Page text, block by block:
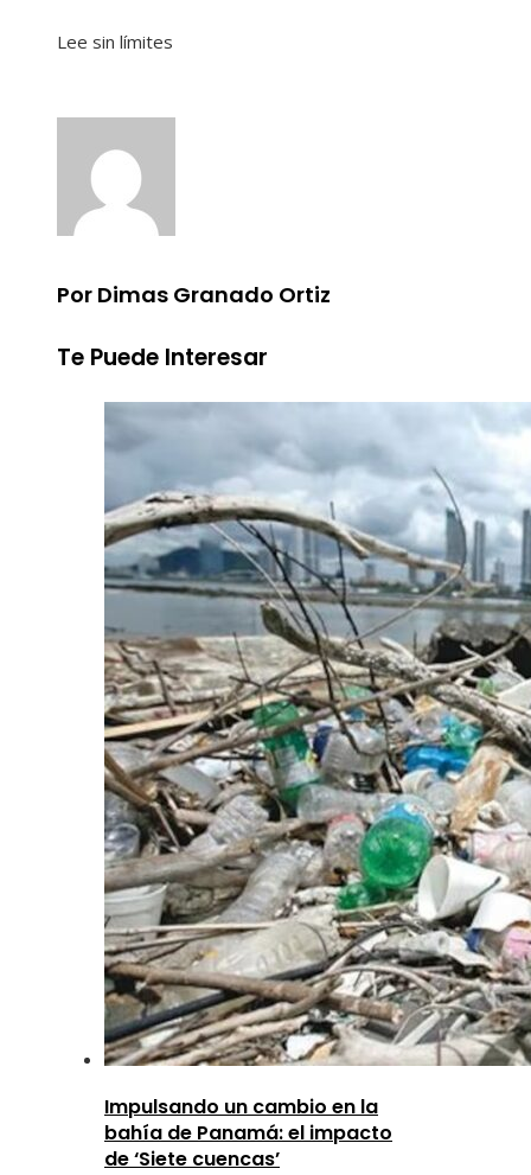
Lee sin límites
Por Dimas Granado Ortiz
Te Puede Interesar
Impulsando un cambio en la
bahía de Panamá: el impacto
de ‘Siete cuencas’